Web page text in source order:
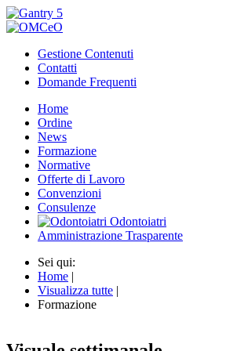
Gestione Contenuti
Contatti
Domande Frequenti
Home
Ordine
News
Formazione
Normative
Offerte di Lavoro
Convenzioni
Consulenze
Odontoiatri
Amministrazione Trasparente
Sei qui:
Home |
Visualizza tutte |
Formazione